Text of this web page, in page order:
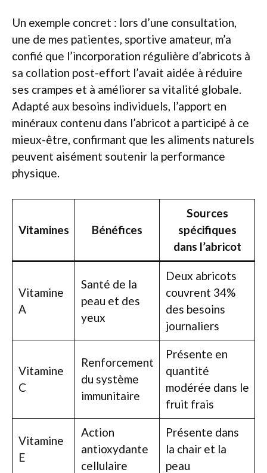
Un exemple concret : lors d’une consultation,
une de mes patientes, sportive amateur, m’a
confié que l’incorporation régulière d’abricots à
sa collation post-effort l’avait aidée à réduire
ses crampes et à améliorer sa vitalité globale.
Adapté aux besoins individuels, l’apport en
minéraux contenu dans l’abricot a participé à ce
mieux-être, confirmant que les aliments naturels
peuvent aisément soutenir la performance
physique.
Vitamines Bénéfices
Sources
spécifiques
dans l’abricot
Vitamine
A
Santé de la
peau et des
yeux
Deux abricots
couvrent 34%
des besoins
journaliers
Vitamine
C
Renforcement
du système
immunitaire
Présente en
quantité
modérée dans le
fruit frais
Vitamine
E
Action
antioxydante
cellulaire
Présente dans
la chair et la
peau